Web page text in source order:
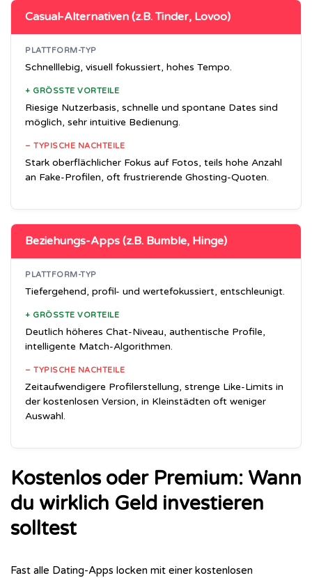
Casual-Alternativen (z.B. Tinder, Lovoo)
PLATTFORM-TYP
Schnelllebig, visuell fokussiert, hohes Tempo.
+ GRÖSSTE VORTEILE
Riesige Nutzerbasis, schnelle und spontane Dates sind
möglich, sehr intuitive Bedienung.
– TYPISCHE NACHTEILE
Stark oberflächlicher Fokus auf Fotos, teils hohe Anzahl
an Fake-Profilen, oft frustrierende Ghosting-Quoten.
Beziehungs-Apps (z.B. Bumble, Hinge)
PLATTFORM-TYP
Tiefergehend, profil- und wertefokussiert, entschleunigt.
+ GRÖSSTE VORTEILE
Deutlich höheres Chat-Niveau, authentische Profile,
intelligente Match-Algorithmen.
– TYPISCHE NACHTEILE
Zeitaufwendigere Profilerstellung, strenge Like-Limits in
der kostenlosen Version, in Kleinstädten oft weniger
Auswahl.
Kostenlos oder Premium: Wann
du wirklich Geld investieren
solltest
Fast alle Dating-Apps locken mit einer kostenlosen